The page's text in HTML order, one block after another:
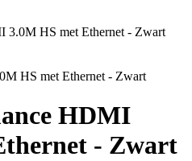
3.0M HS met Ethernet - Zwart
HDMI
- Zwart